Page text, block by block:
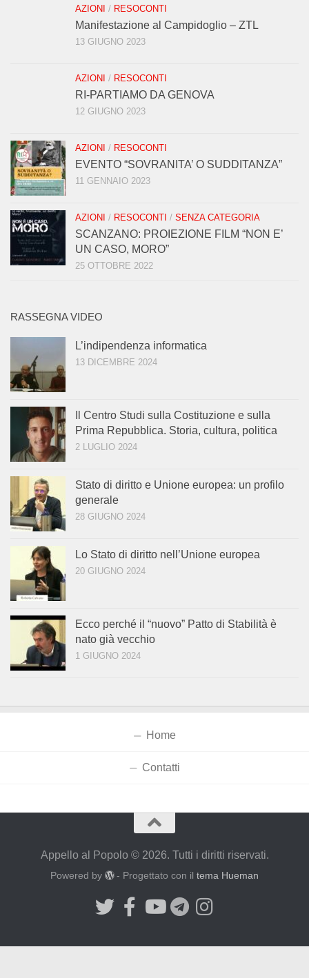
AZIONI / RESOCONTI
Manifestazione al Campidoglio – ZTL
13 GIUGNO 2023
AZIONI / RESOCONTI
RI-PARTIAMO DA GENOVA
12 GIUGNO 2023
AZIONI / RESOCONTI
EVENTO “SOVRANITA’ O SUDDITANZA”
11 GENNAIO 2023
AZIONI / RESOCONTI / SENZA CATEGORIA
SCANZANO: PROIEZIONE FILM “NON E’
UN CASO, MORO”
25 OTTOBRE 2022
RASSEGNA VIDEO
L’indipendenza informatica
13 DICEMBRE 2024
Il Centro Studi sulla Costituzione e sulla
Prima Repubblica. Storia, cultura, politica
2 LUGLIO 2024
Stato di diritto e Unione europea: un profilo
generale
28 GIUGNO 2024
Lo Stato di diritto nell’Unione europea
20 GIUGNO 2024
Ecco perché il “nuovo” Patto di Stabilità è
nato già vecchio
1 GIUGNO 2024
Home
Contatti
Appello al Popolo © 2026. Tutti i diritti riservati.
Powered by - Progettato con iltema Hueman